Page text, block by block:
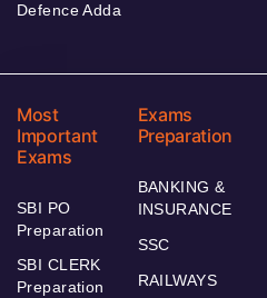
Defence Adda
Most
Important
Exams
SBI PO
Preparation
SBI CLERK
Preparation
Exams
Preparation
BANKING &
INSURANCE
SSC
RAILWAYS